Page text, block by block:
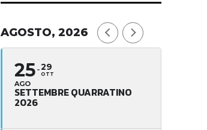
AGOSTO, 2026
25
AGO
29
OTT
SETTEMBRE QUARRATINO
2026